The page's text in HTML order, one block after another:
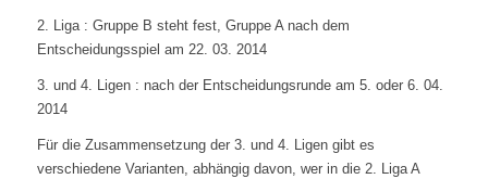
2. Liga : Gruppe B steht fest, Gruppe A nach dem
Entscheidungsspiel am 22. 03. 2014
3. und 4. Ligen : nach der Entscheidungsrunde am 5. oder 6. 04.
2014
Für die Zusammensetzung der 3. und 4. Ligen gibt es
verschiedene Varianten, abhängig davon, wer in die 2. Liga A